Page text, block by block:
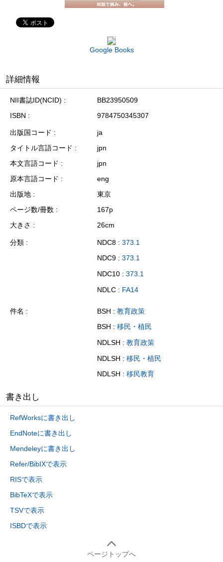
Google Books
詳細情報
NII書誌ID(NCID)
BB23950509
ISBN
9784750345307
出版国コード
ja
タイトル言語コード
jpn
本文言語コード
jpn
原本言語コード
eng
出版地
東京
ページ数/冊数
167p
大きさ
26cm
分類 NDC8 : 373.1
NDC9 : 373.1
NDC10 : 373.1
NDLC : FA14
件名 BSH : 教育政策
BSH : 移民・植民
NDLSH : 教育政策
NDLSH : 移民・植民
NDLSH : 移民教育
書き出し
RefWorksに書き出し
EndNoteに書き出し
Mendeleyに書き出し
Refer/BibIXで表示
RISで表示
BibTeXで表示
TSVで表示
ISBDで表示
ページトップへ